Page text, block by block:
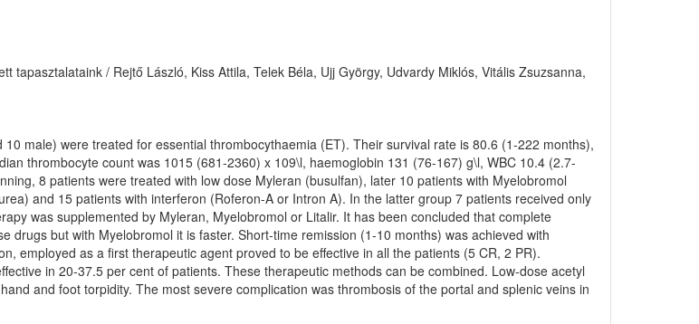
tapasztalataink / Rejtő László, Kiss Attila, Telek Béla, Ujj György, Udvardy Miklós, Vitális Zsuzsanna,
male) were treated for essential thrombocythaemia (ET). Their survival rate is 80.6 (1-222 months),
thrombocyte count was 1015 (681-2360) x 109\l, haemoglobin 131 (76-167) g\l, WBC 10.4 (2.7-
8 patients were treated with low dose Myleran (busulfan), later 10 patients with Myelobromol
and 15 patients with interferon (Roferon-A or Intron A). In the latter group 7 patients received only
was supplemented by Myleran, Myelobromol or Litalir. It has been concluded that complete
drugs but with Myelobromol it is faster. Short-time remission (1-10 months) was achieved with
employed as a first therapeutic agent proved to be effective in all the patients (5 CR, 2 PR).
in 20-37.5 per cent of patients. These therapeutic methods can be combined. Low-dose acetyl
and foot torpidity. The most severe complication was thrombosis of the portal and splenic veins in